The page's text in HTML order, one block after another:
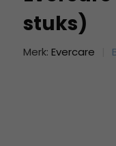
te
Druk
stuks)
Merk: Evercare